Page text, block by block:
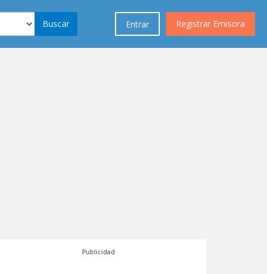
Registrar Emisora
Entrar
Buscar
Publicidad